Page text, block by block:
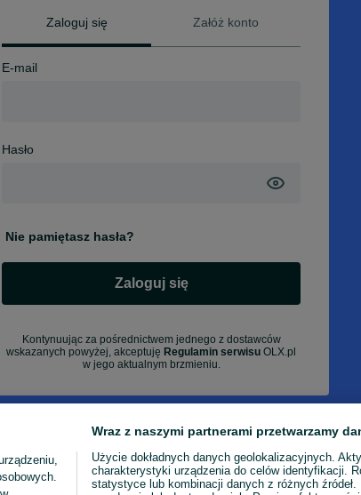
Zaloguj się Załóż konto
E-mail
Hasło
Nie pamiętasz hasła?
Zaloguj się
Kontynuując za pośrednictwem jednego z dostawców
wskazanych powyżej, akceptuję Regulamin serwisu OLX.pl
w jego aktualnym brzmieniu.
Wraz z naszymi partnerami przetwarzamy
Użycie dokładnych danych geolokalizacyjnych.
charakterystyki urządzenia do celów identyfikacji.
statystyce lub kombinacji danych z różnych